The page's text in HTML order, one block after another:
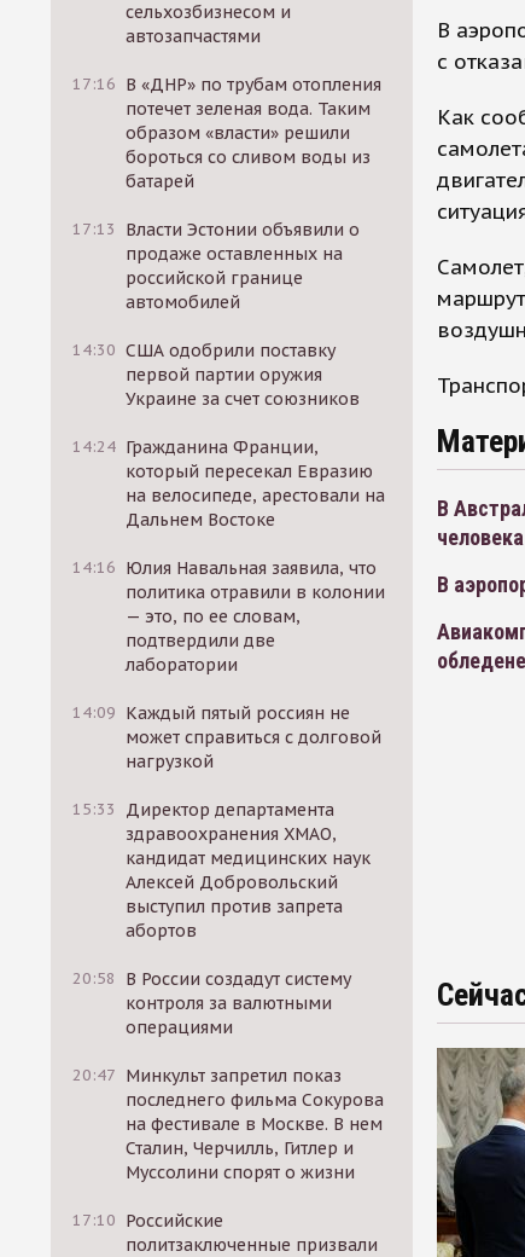
сельхозбизнесом и
автозапчастями
17:16 В «ДНР» по трубам отопления
потечет зеленая вода. Таким
образом «власти» решили
бороться со сливом воды из
батарей
17:13
Власти Эстонии объявили о
продаже оставленных на
российской границе
автомобилей
14:30 США одобрили поставку
первой партии оружия
Украине за счет союзников
14:24 Гражданина Франции,
который пересекал Евразию
на велосипеде, арестовали на
Дальнем Востоке
14:16 Юлия Навальная заявила, что
политика отравили в колонии
— это, по ее словам,
подтвердили две
лаборатории
14:09 Каждый пятый россиян не
может справиться с долговой
нагрузкой
15:33
Директор департамента
здравоохранения ХМАО,
кандидат медицинских наук
Алексей Добровольский
выступил против запрета
абортов
20:58
В России создадут систему
контроля за валютными
операциями
20:47 Минкульт запретил показ
последнего фильма Сокурова
на фестивале в Москве. В нем
Сталин, Черчилль, Гитлер и
Муссолини спорят о жизни
17:10 Российские
политзаключенные призвали
В
с
Как
В
В